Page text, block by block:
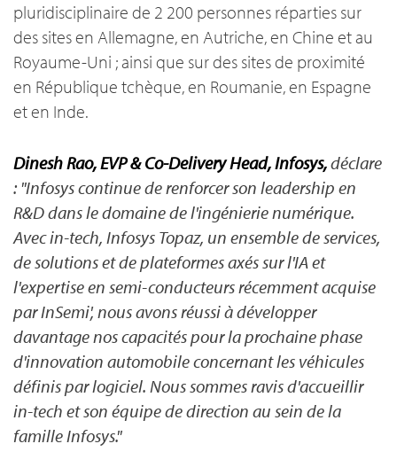
pluridisciplinaire de 2 200 personnes réparties sur
des sites en Allemagne, en Autriche, en Chine et au
Royaume-Uni ; ainsi que sur des sites de proximité
en République tchèque, en Roumanie, en Espagne
et en Inde.
Dinesh Rao, EVP & Co-Delivery Head, Infosys,déclare
: "Infosys continue de renforcer son leadership en
R&D dans le domaine de l'ingénierie numérique.
Avec in-tech, Infosys Topaz, un ensemble de services,
de solutions et de plateformes axés sur l'IA et
l'expertise en semi-conducteurs récemment acquise
par InSemi', nous avons réussi à développer
davantage nos capacités pour la prochaine phase
d'innovation automobile concernant les véhicules
définis par logiciel. Nous sommes ravis d'accueillir
in-tech et son équipe de direction au sein de la
famille Infosys."